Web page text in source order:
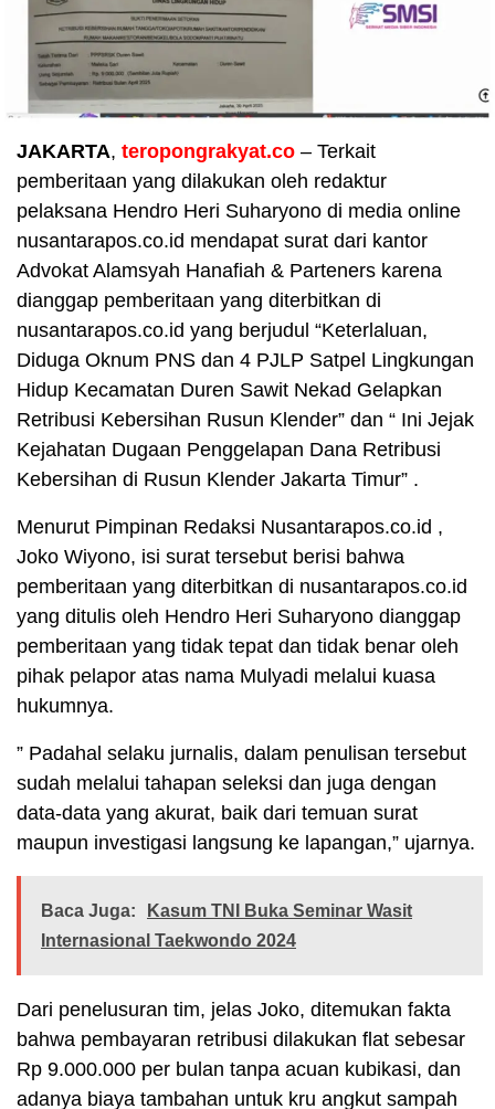
JAKARTA, teropongrakyat.co – Terkait
pemberitaan yang dilakukan oleh redaktur
pelaksana Hendro Heri Suharyono di media online
nusantarapos.co.id mendapat surat dari kantor
Advokat Alamsyah Hanafiah & Parteners karena
dianggap pemberitaan yang diterbitkan di
nusantarapos.co.id yang berjudul “Keterlaluan,
Diduga Oknum PNS dan 4 PJLP Satpel Lingkungan
Hidup Kecamatan Duren Sawit Nekad Gelapkan
Retribusi Kebersihan Rusun Klender” dan “ Ini Jejak
Kejahatan Dugaan Penggelapan Dana Retribusi
Kebersihan di Rusun Klender Jakarta Timur” .
Menurut Pimpinan Redaksi Nusantarapos.co.id ,
Joko Wiyono, isi surat tersebut berisi bahwa
pemberitaan yang diterbitkan di nusantarapos.co.id
yang ditulis oleh Hendro Heri Suharyono dianggap
pemberitaan yang tidak tepat dan tidak benar oleh
pihak pelapor atas nama Mulyadi melalui kuasa
hukumnya.
” Padahal selaku jurnalis, dalam penulisan tersebut
sudah melalui tahapan seleksi dan juga dengan
data-data yang akurat, baik dari temuan surat
maupun investigasi langsung ke lapangan,” ujarnya.
Baca Juga:
Kasum TNI Buka Seminar Wasit
Internasional Taekwondo 2024
Dari penelusuran tim, jelas Joko, ditemukan fakta
bahwa pembayaran retribusi dilakukan flat sebesar
Rp 9.000.000 per bulan tanpa acuan kubikasi, dan
adanya biaya tambahan untuk kru angkut sampah